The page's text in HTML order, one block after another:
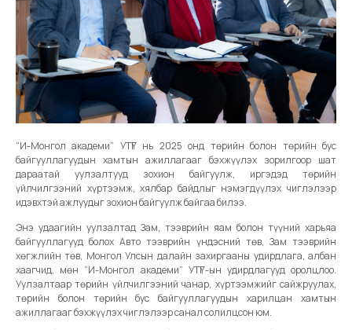
“И-Монгол академи” УТҮГ нь 2025 онд төрийн болон төрийн бус
байгууллагуудын хамтын ажиллагааг бэхжүүлэх зорилгоор шат
дараатай уулзалтууд зохион байгуулж, иргэдэд төрийн
үйлчилгээний хүртээмж, хялбар байдлыг нэмэгдүүлэх чиглэлээр
идэвхтэй ажлуудыг зохион байгуулж байгаа билээ.
Энэ удаагийн уулзалтад Зам, тээврийн яам болон түүний харьяа
байгууллагууд болох Авто тээврийн үндэсний төв, Зам тээврийн
хөгжлийн төв, Монгол Улсын далайн захиргааны удирдлага, албан
хаагчид, мөн “И-Монгол академи” УТҮГ-ын удирдлагууд оролцлоо.
Уулзалтаар төрийн үйлчилгээний чанар, хүртээмжийг сайжруулах,
төрийн болон төрийн бус байгууллагуудын харилцан хамтын
ажиллагааг бэхжүүлэх чиглэлээр санал солилцсон юм.